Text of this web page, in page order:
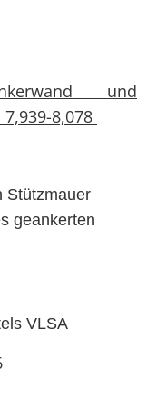
und
8,078
Stützmauer
geankerten
VLSA